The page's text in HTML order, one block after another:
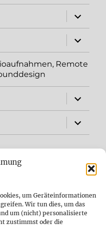
um Geräteinformationen
Wir tun dies, um das
um (nicht) personalisierte
zustimmst oder die
öffnen
öffnen
Remote
öffnen
öffnen
und wie du
öffnen